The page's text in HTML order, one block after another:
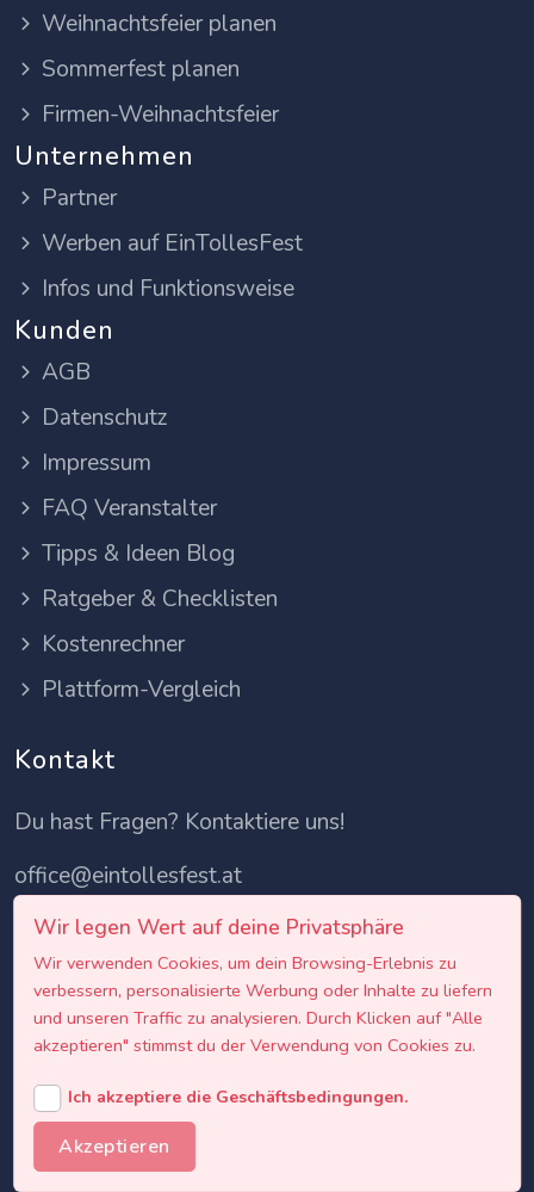
Weihnachtsfeier planen
Sommerfest planen
Firmen-Weihnachtsfeier
Unternehmen
Partner
Werben auf EinTollesFest
Infos und Funktionsweise
Kunden
AGB
Datenschutz
Impressum
FAQ Veranstalter
Tipps & Ideen Blog
Ratgeber & Checklisten
Kostenrechner
Plattform-Vergleich
Kontakt
Du hast Fragen? Kontaktiere uns!
office@eintollesfest.at
Wir legen Wert auf deine Privatsphäre
Wir verwenden Cookies, um dein Browsing-Erlebnis zu
verbessern, personalisierte Werbung oder Inhalte zu liefern
und unseren Traffic zu analysieren. Durch Klicken auf "Alle
akzeptieren" stimmst du der Verwendung von Cookies zu.
Ich akzeptiere die Geschäftsbedingungen.
Akzeptieren